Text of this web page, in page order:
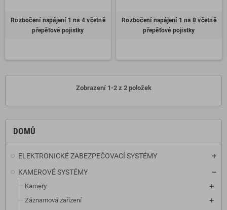
DOMŮ
ELEKTRONICKÉ ZABEZPEČOVACÍ SYSTÉMY
KAMEROVÉ SYSTÉMY
Kamery
Záznamová zařízení
Rozbočení napájení 1 na 4 včetně
přepěťové pojistky
Rozbočení napájení 1 na 8 včetně
přepěťové pojistky
Zobrazení 1-2 z 2 položek